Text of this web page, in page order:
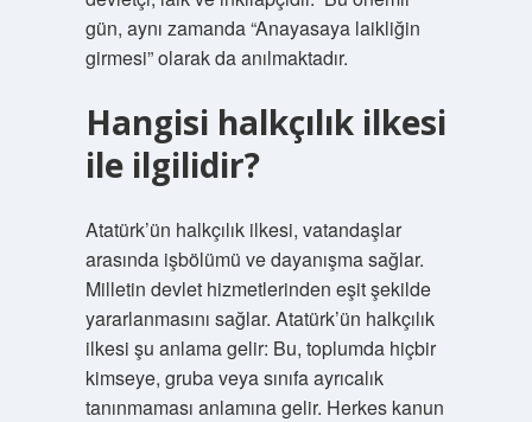
gün, aynı zamanda “Anayasaya laikliğin
girmesi” olarak da anılmaktadır.
Hangisi halkçılık ilkesi
ile ilgilidir?
Atatürk’ün halkçılık ilkesi, vatandaşlar
arasında işbölümü ve dayanışma sağlar.
Milletin devlet hizmetlerinden eşit şekilde
yararlanmasını sağlar. Atatürk’ün halkçılık
ilkesi şu anlama gelir: Bu, toplumda hiçbir
kimseye, gruba veya sınıfa ayrıcalık
tanınmaması anlamına gelir. Herkes kanun